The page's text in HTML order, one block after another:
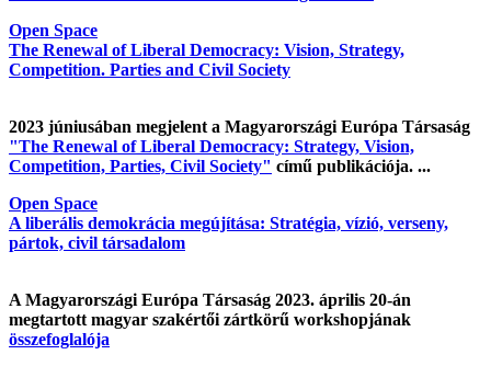
Open Space
The Renewal of Liberal Democracy: Vision, Strategy,
Competition. Parties and Civil Society
2023 júniusában megjelent a Magyarországi Európa Társaság
"The Renewal of Liberal Democracy: Strategy, Vision,
Competition, Parties, Civil Society" című publikációja. ...
Open Space
A liberális demokrácia megújítása: Stratégia, vízió, verseny,
pártok, civil társadalom
A Magyarországi Európa Társaság 2023. április 20-án
megtartott magyar szakértői zártkörű workshopjának
összefoglalója